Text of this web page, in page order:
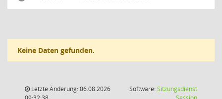
Keine Daten gefunden.
Letzte Änderung: 06.08.2026
Software:Sitzungsdienst
(Wird in